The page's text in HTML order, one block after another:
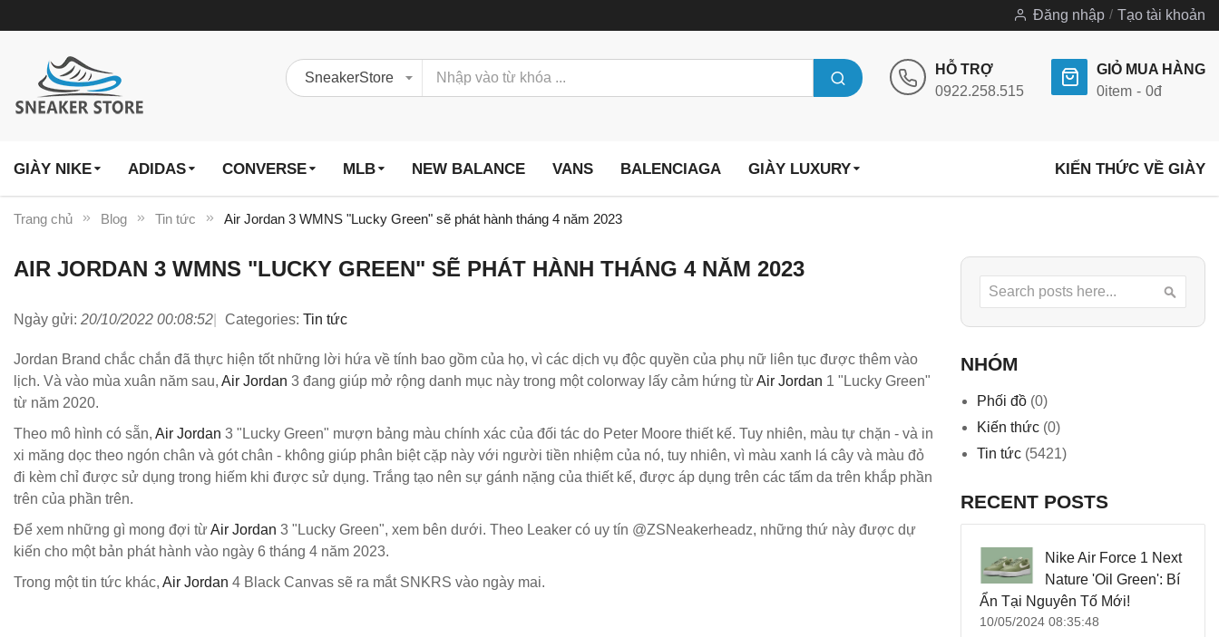
Đăng nhập Tạo tài khoản
HỖ TRỢ
0922.258.515
GIỎ MUA HÀNG
0item 0đ
GIÀY NIKE ADIDAS CONVERSE MLB NEW BALANCE VANS BALENCIAGA GIÀY LUXURY KIẾN THỨC VỀ GIÀY
Trang chủ Blog Tin tức Air Jordan 3 WMNS "Lucky Green" sẽ phát hành tháng 4 năm 2023
AIR JORDAN 3 WMNS "LUCKY GREEN" SẼ PHÁT HÀNH THÁNG 4 NĂM 2023
Ngày gửi: 20/10/2022 00:08:52 Categories: Tin tức
Jordan Brand chắc chắn đã thực hiện tốt những lời hứa về tính bao gồm của họ, vì các dịch vụ độc quyền của phụ nữ liên tục được thêm vào
lịch. Và vào mùa xuân năm sau, Air Jordan 3 đang giúp mở rộng danh mục này trong một colorway lấy cảm hứng từAir Jordan 1 "Lucky Green"
từ năm 2020.
Theo mô hình có sẵn, Air Jordan 3 "Lucky Green" mượn bảng màu chính xác của đối tác do Peter Moore thiết kế. Tuy nhiên, màu tự chặn - và in
xi măng dọc theo ngón chân và gót chân - không giúp phân biệt cặp này với người tiền nhiệm của nó, tuy nhiên, vì màu xanh lá cây và màu đỏ
đi kèm chỉ được sử dụng trong hiếm khi được sử dụng. Trắng tạo nên sự gánh nặng của thiết kế, được áp dụng trên các tấm da trên khắp phần
trên của phần trên.
Để xem những gì mong đợi từAir Jordan 3 "Lucky Green", xem bên dưới. Theo Leaker có uy tín @ZSNeakerheadz, những thứ này được dự
kiến cho một bản phát hành vào ngày 6 tháng 4 năm 2023.
Trong một tin tức khác, Air Jordan 4 Black Canvas sẽ ra mắt SNKRS vào ngày mai.
Search
NHÓM
Phối đồ (0)
Kiến thức (0)
Tin tức (5421)
RECENT POSTS
Nike Air Force 1 Next
Nature 'Oil Green': Bí
Ẩn Tại Nguyên Tố Mới!
10/05/2024 08:35:48